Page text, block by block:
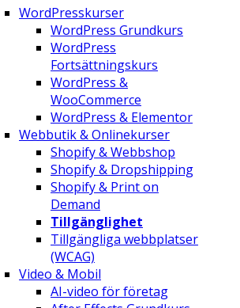
WordPresskurser
WordPress Grundkurs
WordPress
Fortsättningskurs
WordPress &
WooCommerce
WordPress & Elementor
Webbutik & Onlinekurser
Shopify & Webbshop
Shopify & Dropshipping
Shopify & Print on
Demand
Tillgänglighet
Tillgängliga webbplatser
(WCAG)
Video & Mobil
AI-video för företag